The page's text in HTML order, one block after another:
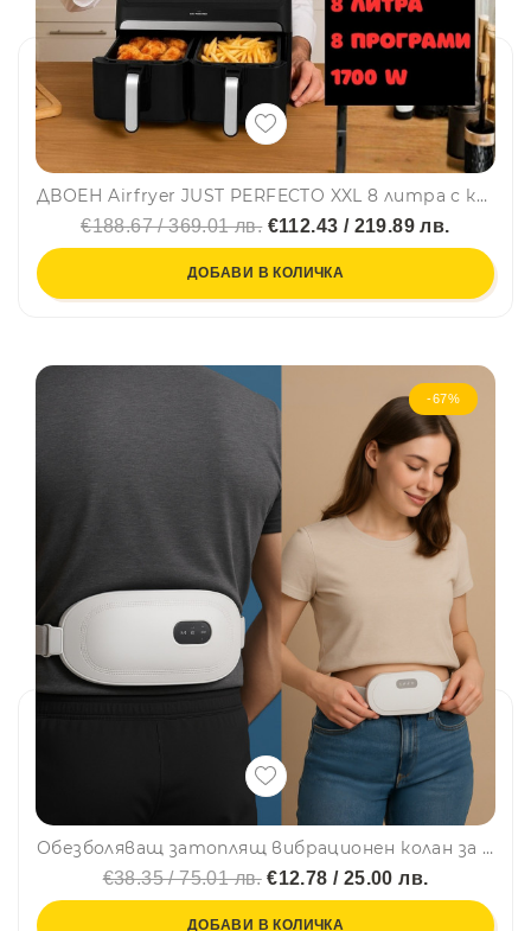
ДВОЕН Airfryer JUST PERFECTO XXL 8 литра с книга 170 рецепти на български – 1700W, 8-в-1, без пържене с олио
€188.67 / 369.01 лв.€112.43 / 219.89 лв.
ДОБАВИ В КОЛИЧКА
-67%
Обезболяващ затоплящ вибрационен колан за болки в корема, кръста и врата Smart Warm Palace Belt, с акумулаторна батерия
€38.35 / 75.01 лв.€12.78 / 25.00 лв.
ДОБАВИ В КОЛИЧКА